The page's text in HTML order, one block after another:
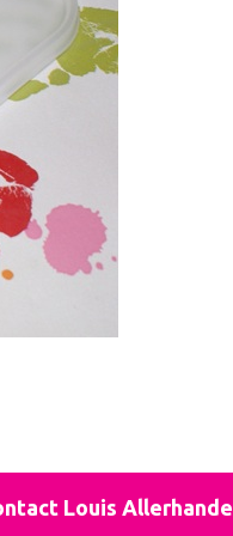
Louis Allerhande